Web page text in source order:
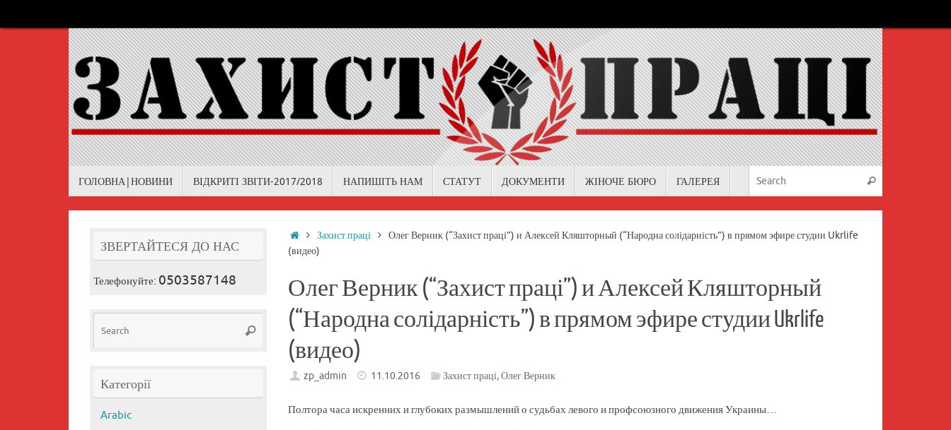
to
ГОЛОВНА|НОВИНИ ВІДКРИТІ ЗВІТИ-2017/2018 НАПИШІТЬ НАМ СТАТУТ ДОКУМЕНТИ ЖІНОЧЕ БЮРО ГАЛЕРЕЯ Search
HomeЗахист праці
Олег Верник (“Захист праці”) и Алексей Кляшторный (“Народна солідарність”) в прямом эфире студии Ukrlife
(видео)
Олег Верник (“Захист праці”) и Алексей Кляшторный
(“Народна солідарність”) в прямом эфире студии Ukrlife
(видео)
zp_admin 11.10.2016 Захист праці,Олег Верник
Полтора часа искренних и глубоких размышлений о судьбах левого и профсоюзного движения Украины…
ЗВЕРТАЙТЕСЯ ДО НАС
Телефонуйте: 0503587148
Search
Search
Категорії
Arabic